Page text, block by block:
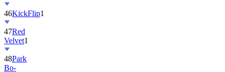
47Red
Velvet
48Park
Bo-
young